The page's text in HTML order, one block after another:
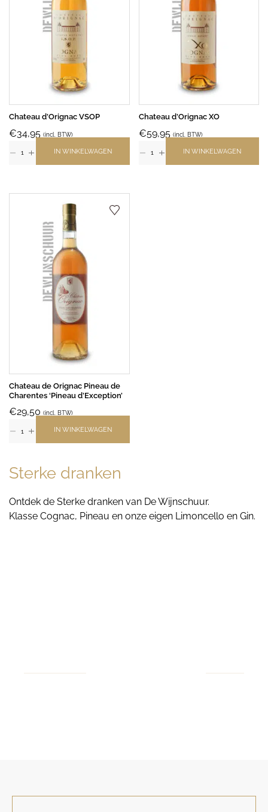
Chateau d’Orignac VSOP
€34,95 (incl. BTW)
IN WINKELWAGEN
Chateau d’Orignac XO
€59,95 (incl. BTW)
IN WINKELWAGEN
Chateau de Orignac Pineau de
Charentes ‘Pineau d’Exception’
€29,50 (incl. BTW)
IN WINKELWAGEN
Sterke dranken
Ontdek de Sterke dranken van De Wijnschuur.
Klasse Cognac, Pineau en onze eigen Limoncello en Gin.